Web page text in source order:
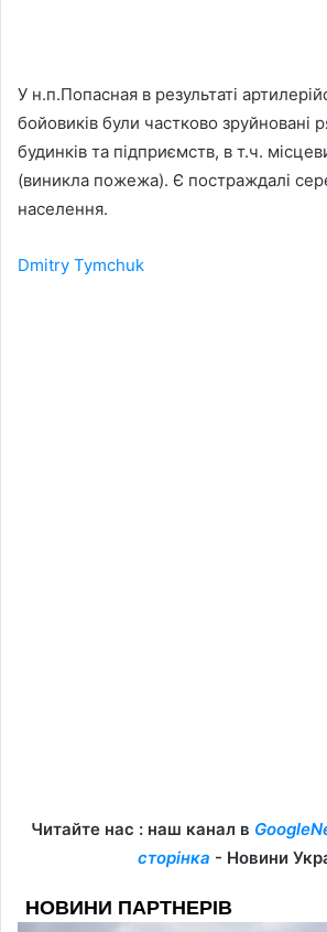
У н.п.Попасная в результаті
бойовиків були частково зруйновані
будинків та підприємств, в т.ч.
(виникла пожежа). Є постраждалі
населення.
Dmitry Tymchuk
Читайте нас : наш канал в
сторінка - Новини